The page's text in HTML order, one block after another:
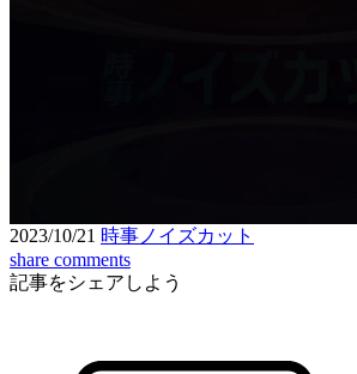
secondsseconds
2023/10/21 時事ノイズカット
share comments
記事をシェアしよう